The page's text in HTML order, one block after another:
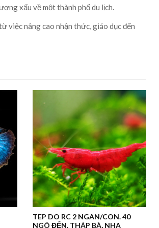
xấu về một thành phố du lịch.
việc nâng cao nhận thức, giáo dục đến
TEP DO RC 2 NGAN/CON. 40
NGÔ ĐẾN. THÁP BÀ, NHA